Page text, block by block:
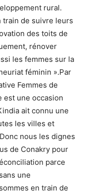
rural.
train de suivre leurs
des toits de
rénover
les femmes sur la
féminin ».Par
Femmes de
est une occasion
ait connu une
les villes et
nous les dignes
de Conakry pour
parce
une
en train de